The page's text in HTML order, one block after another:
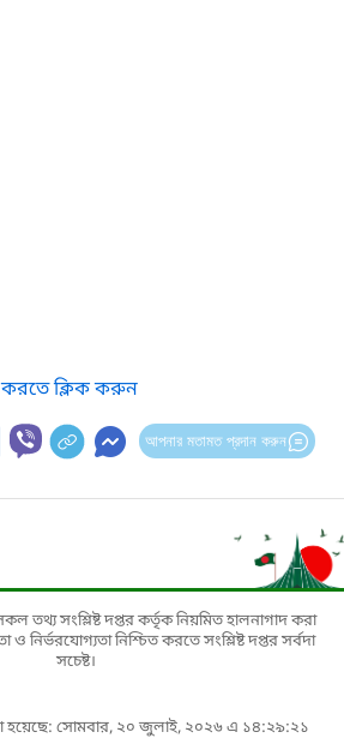
করতে ক্লিক করুন
আপনার মতামত প্রদান করুন
তথ্য সংশ্লিষ্ট দপ্তর কর্তৃক নিয়মিত হালনাগাদ করা
ও নির্ভরযোগ্যতা নিশ্চিত করতে সংশ্লিষ্ট দপ্তর সর্বদা
সচেষ্ট।
হয়েছে: সোমবার, ২০ জুলাই, ২০২৬ এ ১৪:২৯:২১